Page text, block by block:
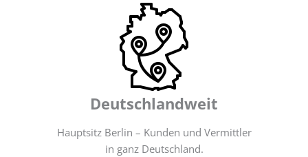
Deutschlandweit
Hauptsitz Berlin – Kunden und Vermittler
in ganz Deutschland.